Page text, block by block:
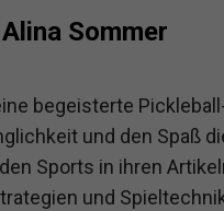
Alina Sommer
begeisterte
und den Spaß
Sports in ihren
und